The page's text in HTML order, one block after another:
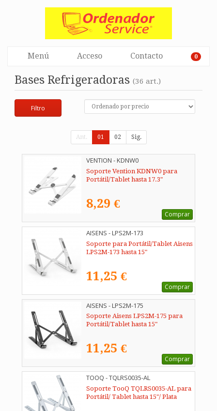
Menú Acceso Contacto 0
Bases Refrigeradoras (36 art.)
Filtro
Ant. 01 02 Sig.
VENTION - KDNW0
Soporte Vention KDNW0 para
Portátil/Tablet hasta 17.3"
8,29 €
Comprar
AISENS - LPS2M-173
Soporte para Portátil/Tablet Aisens
LPS2M-173 hasta 15"
11,25 €
Comprar
AISENS - LPS2M-175
Soporte Aisens LPS2M-175 para
Portátil/Tablet hasta 15"
11,25 €
Comprar
TOOQ - TQLRS0035-AL
Soporte TooQ TQLRS0035-AL para
Portátil/ Tablet hasta 15"/ Plata